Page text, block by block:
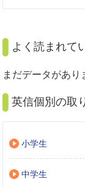
よく読まれて
まだデータがあり
英信個別の取
小学生
中学生